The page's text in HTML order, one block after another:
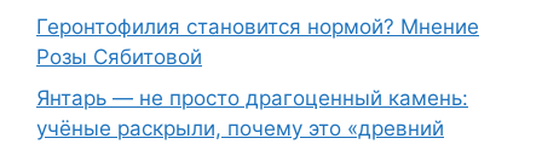
Геронтофилия становится нормой? Мнение
Розы Сябитовой
Янтарь — не просто драгоценный камень:
учёные раскрыли, почему это «древний